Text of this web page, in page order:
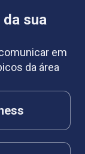
sua
em
da área